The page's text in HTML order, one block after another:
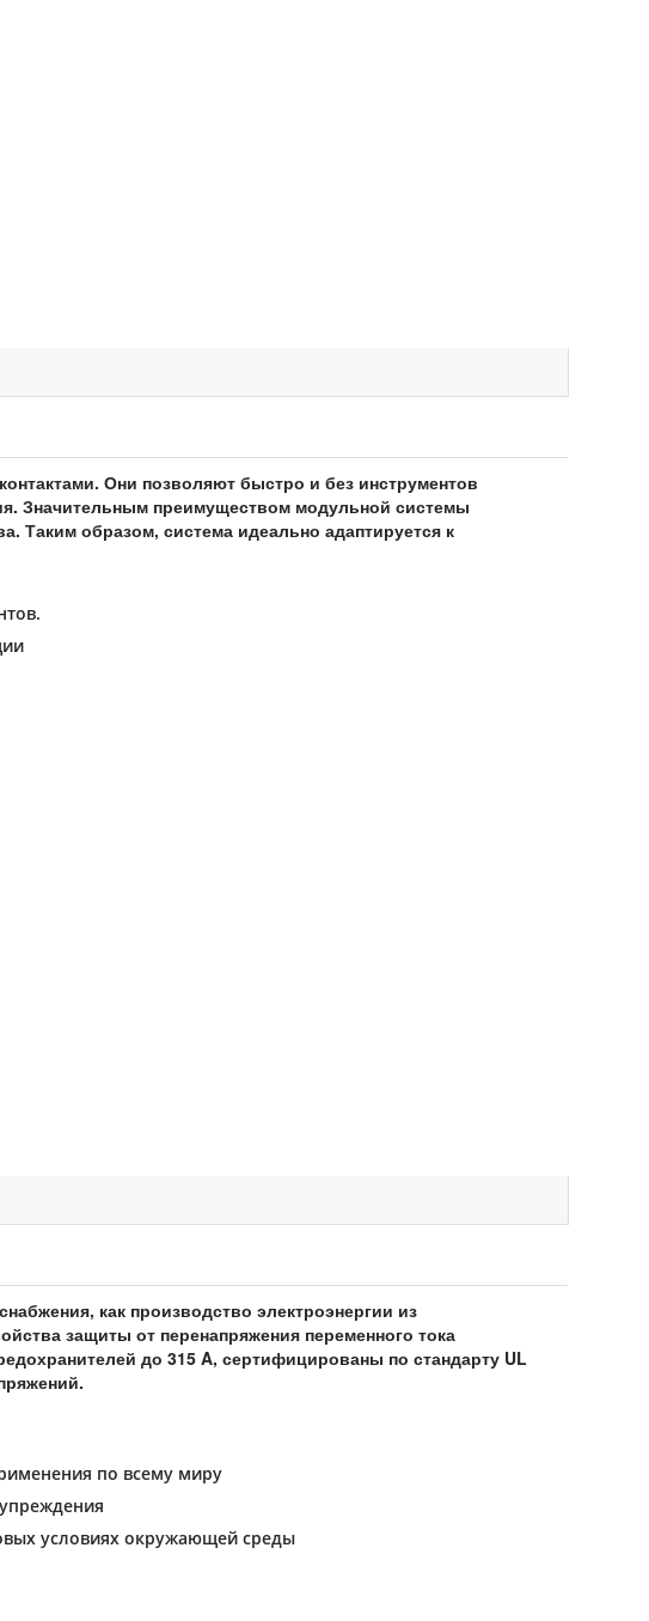
Они позволяют быстро и без инструментов
Значительным преимуществом модульной системы
Таким образом, система идеально адаптируется к
как производство электроэнергии из
защиты от перенапряжения переменного тока
до 315 A, сертифицированы по стандарту UL
по всему миру
условиях окружающей среды